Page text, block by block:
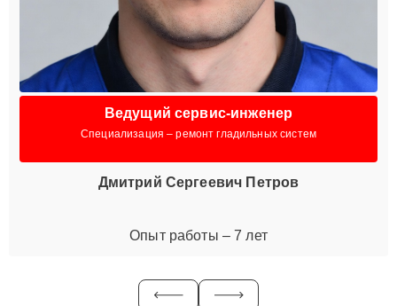
Ведущий сервис-инженер
Специализация – ремонт гладильных систем
Дмитрий Сергеевич Петров
Опыт работы – 7 лет